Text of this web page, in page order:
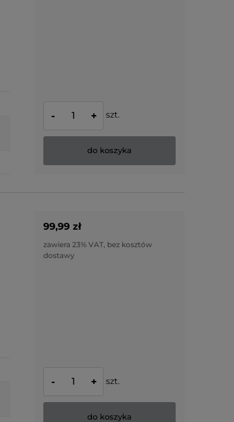
- + szt.
do koszyka
99,99 zł
zawiera 23% VAT, bez kosztów
dostawy
- + szt.
do koszyka